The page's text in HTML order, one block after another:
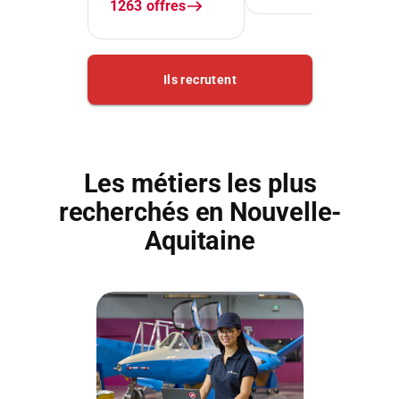
Les métiers les plus
recherchés en Nouvelle-
Aquitaine